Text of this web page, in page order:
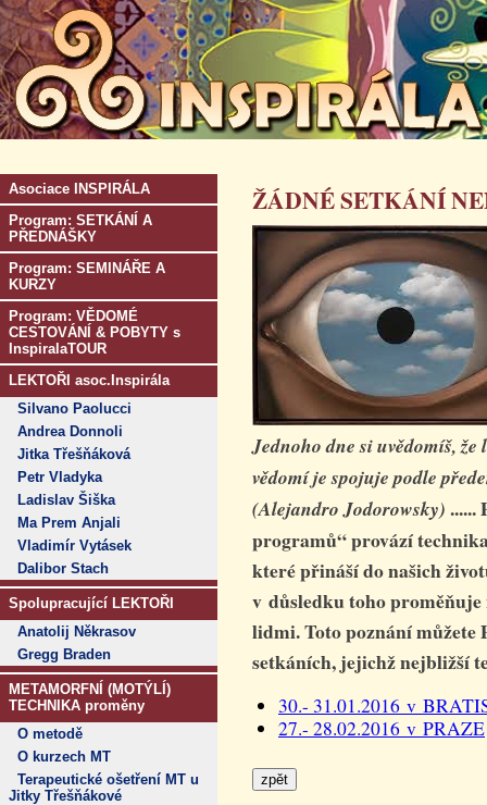
Asociace INSPIRÁLA
Program: SETKÁNÍ A
PŘEDNÁŠKY
Program: SEMINÁŘE A
KURZY
Program: VĚDOMÉ
CESTOVÁNÍ & POBYTY s
InspiralaTOUR
LEKTOŘI asoc.Inspirála
Silvano Paolucci
Andrea Donnoli
Jitka Třešňáková
Petr Vladyka
Ladislav Šiška
Ma Prem Anjali
Vladimír Vytásek
Dalibor Stach
Spolupracující LEKTOŘI
Anatolij Někrasov
Gregg Braden
METAMORFNÍ (MOTÝLÍ)
TECHNIKA proměny
O metodě
O kurzech MT
Terapeutické ošetření MT u
Jitky Třešňákové
ŽÁDNÉ SETKÁNÍ
Jednoho dne si uvědomíš,
vědomí je spojuje podle
(Alejandro Jodorowsky) ......
programů“ provází
které přináší do našich
v důsledku toho proměňuje
lidmi. Toto poznání
setkáních, jejichž nejbližší
30.- 31.01.2016 v
27.- 28.02.2016 v PRAZE